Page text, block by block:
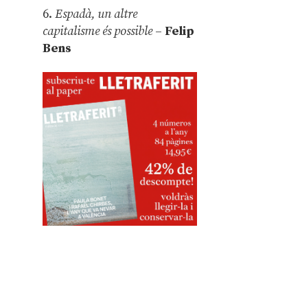
6.Espadà, un altre
capitalisme és possible – Felip
Bens